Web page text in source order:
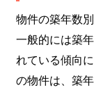
物件の築年数
一般的には築
れている傾向
の物件は、築